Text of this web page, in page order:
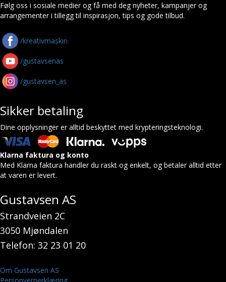
Følg oss i sosiale medier og få med deg nyheter, kampanjer og
arrangementer i tillegg til inspirasjon, tips og gode tilbud.
/kreativmaskin
/gustavsenas
/gustavsen_as
Sikker betaling
Dine opplysninger er alltid beskyttet med krypteringsteknologi.
Klarna faktura og konto
Med Klarna faktura handler du raskt og enkelt, og betaler alltid etter
at varen er levert.
Gustavsen AS
Strandveien 2C
3050 Mjøndalen
Telefon: 32 23 01 20
Om Gustavsen AS